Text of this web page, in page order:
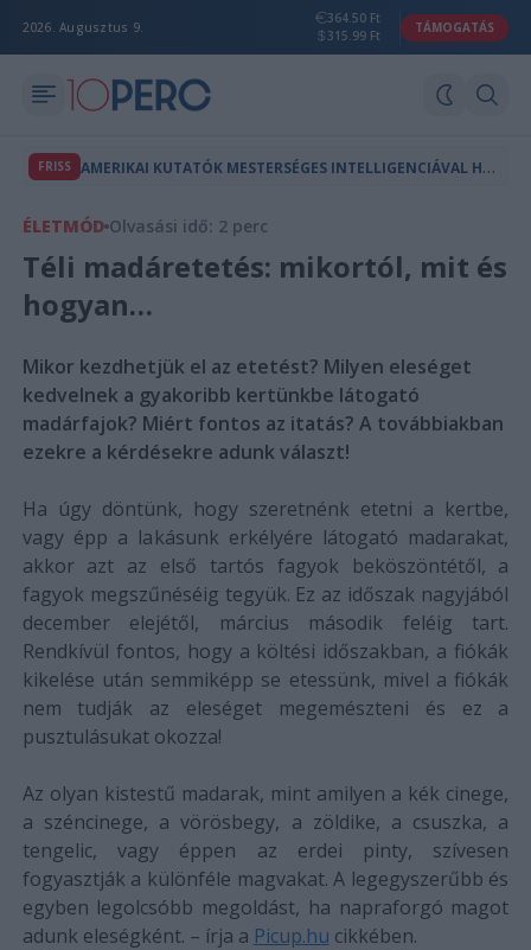
2026. Augusztus 9.
364.50 Ft
315.99 Ft
TÁMOGATÁS
FRISS A
MERIKAI KUTATÓK MESTERSÉGES INTELLIGENCIÁVAL HOZTAK LÉTRE A TERMÉSZETBEN NEM LÉTEZŐ VÍRUSOKAT
ÉLETMÓD Olvasási idő: 2 perc
Téli madáretetés: mikortól, mit és
hogyan…
Mikor kezdhetjük el az etetést? Milyen eleséget
kedvelnek a gyakoribb kertünkbe látogató
madárfajok? Miért fontos az itatás? A továbbiakban
ezekre a kérdésekre adunk választ!
Ha úgy döntünk, hogy szeretnénk etetni a kertbe,
vagy épp a lakásunk erkélyére látogató madarakat,
akkor azt az első tartós fagyok beköszöntétől, a
fagyok megszűnéséig tegyük. Ez az időszak nagyjából
december elejétől, március második feléig tart.
Rendkívül fontos, hogy a költési időszakban, a fiókák
kikelése után semmiképp se etessünk, mivel a fiókák
nem tudják az eleséget megemészteni és ez a
pusztulásukat okozza!
Az olyan kistestű madarak, mint amilyen a kék cinege,
a széncinege, a vörösbegy, a zöldike, a csuszka, a
tengelic, vagy éppen az erdei pinty, szívesen
fogyasztják a különféle magvakat. A legegyszerűbb és
egyben legolcsóbb megoldást, ha napraforgó magot
adunk eleségként. – írja a Picup.hu cikkében.